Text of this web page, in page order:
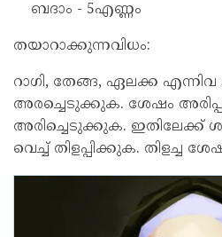
ബദാം - 5എണ്ണം
തയാറാക്കുന്നവിധം:
റാഗി, തേങ്ങ, ഏലക്ക എന്നിവ
അരച്ചെടുക്കുക. ശേഷം
അരിച്ചെടുക്കുക. ഇതിലേക്ക്
വെച്ച് തിളപ്പിക്കുക. തിളച്ച